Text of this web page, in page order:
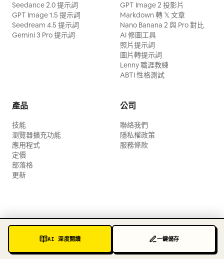
AI 深度閱讀 一鍵儲存
Seedance 2.0 提示詞
GPT Image 1.5 提示詞
Seedream 4.5 提示詞
Gemini 3 Pro 提示詞
GPT Image 2 投影片
Markdown 轉 𝕏 文章
Nano Banana 2 與 Pro 對比
AI 修圖工具
照片提示詞
圖片轉提示詞
Lenny 職涯教練
ABTI 性格測試
產品
技能
瀏覽器擴充功能
應用程式
定價
部落格
更新
公司
聯絡我們
隱私權政策
服務條款